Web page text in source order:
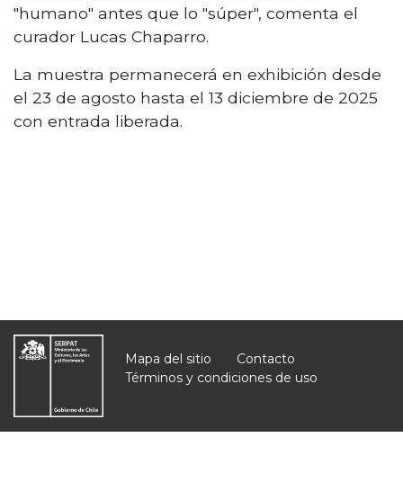
"humano" antes que lo "súper", comenta el
curador Lucas Chaparro.
La muestra permanecerá en exhibición desde
el 23 de agosto hasta el 13 diciembre de 2025
con entrada liberada.
Mapa del sitio
Contacto
Términos y condiciones de uso